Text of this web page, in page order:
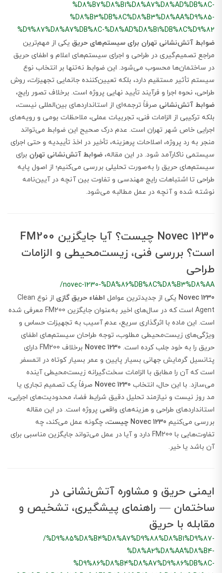
%D8%B7%D8%B1%D8%A7%D8%AD%DB%8C-
%D8%B3%DB%8C%D8%B3%D8%AA%D9%85-
%D9%87%D8%A7%DB%8C-%D8%AD%D8%B1%DB%8C%D9%82
ضوابط آتش‌نشانی تهران برای سیستم‌های حریق یکی از مهم‌ترین
مراجع تصمیم‌گیری در طراحی و اجرای سیستم‌های اعلام و اطفای حریق
در ساختمان‌ها محسوب می‌شود. این ضوابط نه‌تنها بر انتخاب نوع
سیستم تأثیر مستقیم دارد، بلکه تعیین‌کننده جانمایی تجهیزات، روش
طراحی، نحوه اجرا و فرآیند تأیید نهایی پروژه است. برخلاف تصور رایج،
ضوابط آتش‌نشانی صرفاً ترجمه‌ای از استانداردهای بین‌المللی نیست،
بلکه ترکیبی از الزامات فنی، تجربیات عملی، ملاحظات بومی و رویه‌های
اجرایی خاص شهر تهران است. عدم درک صحیح این ضوابط می‌تواند
منجر به رد پروژه، اصلاحات پرهزینه، تأخیر در اخذ تأییدیه و حتی اجرای
سیستمی ناکارآمد شود. در این مقاله، ضوابط آتش‌نشانی تهران برای
سیستم‌های حریق را به‌صورت تحلیلی بررسی می‌کنیم؛ از اصول پایه
طراحی تا اشتباهات رایج مهندسی و تفاوت بین آنچه در آیین‌نامه
نوشته شده و آنچه در عمل مطالبه می‌شود.
Novec 1230 چیست؟ آیا جایگزین FM200
است؟ بررسی فنی، زیست‌محیطی و الزامات
طراحی
/novec-1230-%DA%86%DB%8C%D8%B3%D8%AA
Novec 1230 یکی از جدیدترین عوامل اطفاء حریق گازی
از نوع Clean
Agent است که در سال‌های اخیر به‌عنوان جایگزین FM200 معرفی شده
است. این ماده با اثرگذاری سریع، عدم آسیب به تجهیزات حساس و
ویژگی‌های زیست‌محیطی مطلوب، توجه طراحان سیستم‌های اطفای
حریق را به خود جلب کرده است. Novec 1230
برخلاف FM200 دارای
پتانسیل گرمایش جهانی بسیار پایین و عمر بسیار کوتاه در اتمسفر
است که آن را مطابق با الزامات سخت‌گیرانه زیست‌محیطی آینده
می‌سازد. با این حال، انتخاب Novec 1230 صرفاً یک تصمیم تجاری یا
مد روز نیست و نیازمند تحلیل دقیق شرایط فضا، محدودیت‌های اجرایی،
استانداردهای طراحی و هزینه‌های واقعی پروژه است. در این مقاله
بررسی می‌کنیم Novec 1230 چیست
، چگونه عمل می‌کند، چه
تفاوت‌هایی با FM200 دارد و آیا در عمل می‌تواند جایگزین مناسبی برای
آن باشد یا خیر.
ایمنی حریق و مشاوره آتش‌نشانی در
ساختمان — راهنمای پیشگیری، تشخیص و
مقابله با حریق
/%D9%85%D8%B4%D8%A7%D9%88%D8%B1%D9%87-
%D8%A2%D8%AA%D8%B4-
%D9%86%D8%B4%D8%A7%D9%86%DB%8C-